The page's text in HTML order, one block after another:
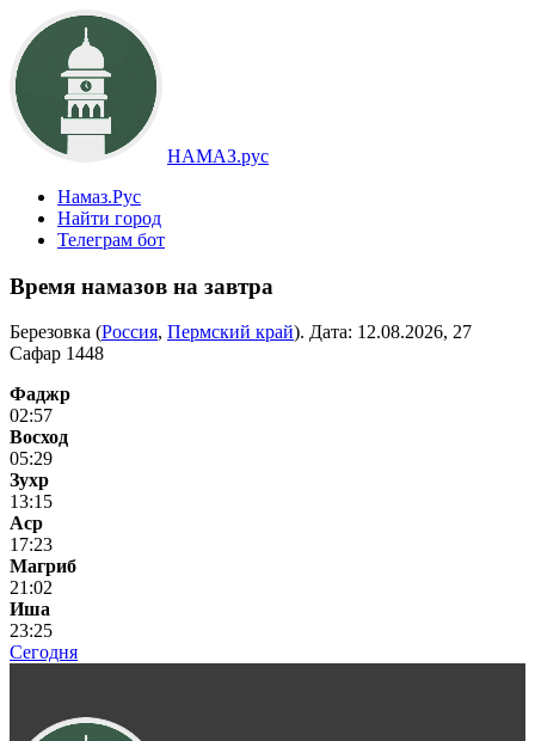
НАМАЗ.рус
Намаз.Рус
Найти город
Телеграм бот
Время намазов на завтра
Березовка (Россия, Пермский край). Дата: 12.08.2026, 27
Сафар 1448
Фаджр
02:57
Восход
05:29
Зухр
13:15
Аср
17:23
Магриб
21:02
Иша
23:25
Сегодня